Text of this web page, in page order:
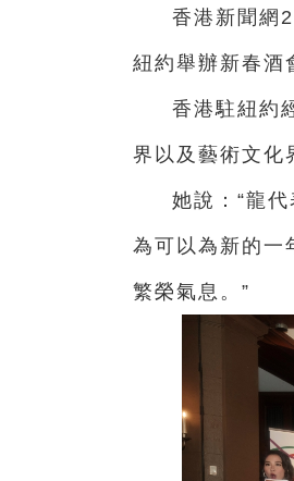
香港新聞網
紐約舉辦新春酒
香港駐紐約
界以及藝術文化
她說：“龍
為可以為新的一
繁榮氣息。”